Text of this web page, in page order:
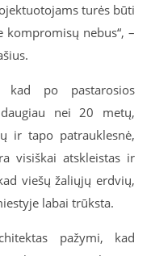
turės būti
kompromisų nebus“, –
kad po pastarosios
nei 20 metų,
ir tapo patrauklesnė,
visiškai atskleistas ir
viešų žaliųjų erdvių,
labai trūksta.
pažymi, kad